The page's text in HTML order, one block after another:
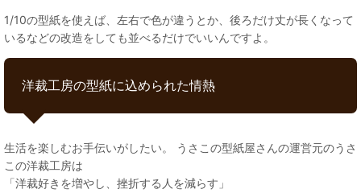
1/10の型紙を使えば、左右で色が違うとか、後ろだけ丈が長くなって
いるなどの改造をしても並べるだけでいいんですよ。
洋裁工房の型紙に込められた情熱
生活を楽しむお手伝いがしたい。 うさこの型紙屋さんの運営元のうさ
この洋裁工房は
「洋裁好きを増やし、挫折する人を減らす」